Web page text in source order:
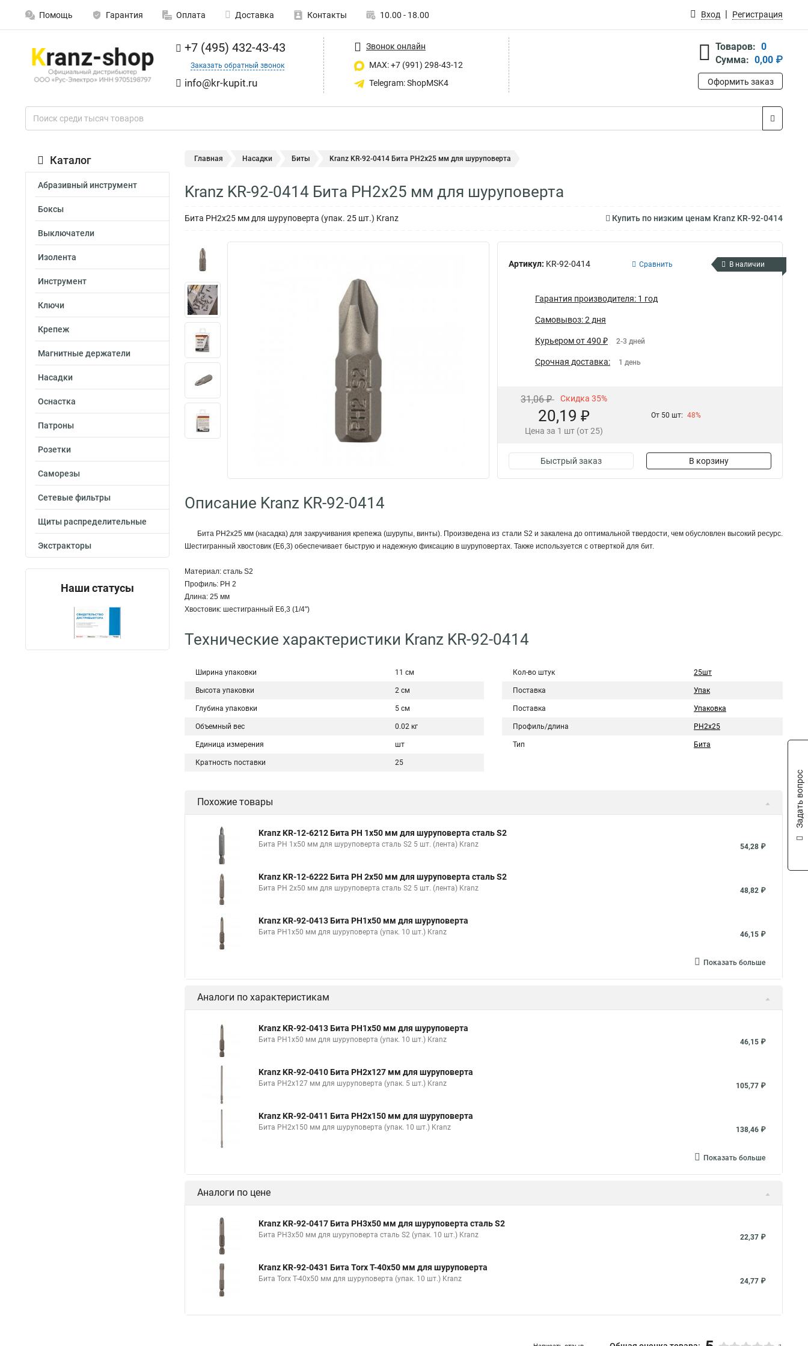
Помощь Гарантия Оплата Доставка Контакты 10.00 - 18.00 Вход Регистрация
+7 (495) 432-43-43
Заказать обратный звонок
info@kr-kupit.ru
Звонок онлайн
MAX: +7 (991) 298-43-12
Telegram: ShopMSK4
Товаров: 0
Сумма: 0,00 ₽
Оформить заказ
Каталог
Абразивный инструмент
Боксы
Выключатели
Изолента
Инструмент
Ключи
Крепеж
Магнитные держатели
Насадки
Оснастка
Патроны
Розетки
Саморезы
Сетевые фильтры
Щиты распределительные
Экстракторы
Наши статусы
Главная Насадки Биты Kranz KR-92-0414 Бита PH2х25 мм для шуруповерта
Kranz KR-92-0414 Бита PH2х25 мм для шуруповерта
Бита PH2х25 мм для шуруповерта (упак. 25 шт.) Kranz Купить по низким ценам Kranz KR-92-0414
Артикул: KR-92-0414 Сравнить В наличии
Гарантия производителя: 1 год
Самовывоз: 2 дня
Курьером от 490 ₽ 2-3 дней
Срочная доставка: 1 день
31,06 ₽ Скидка 35%
20,19 ₽
Цена за 1 шт (от 25)
От 50 шт: 48%
Быстрый заказ В корзину
Описание Kranz KR-92-0414
Бита PH2х25 мм (насадка) для закручивания крепежа (шурупы, винты). Произведена из стали S2 и закалена до оптимальной твердости, чем обусловлен высокий ресурс.
Шестигранный хвостовик (Е6,3) обеспечивает быструю и надежную фиксацию в шуруповертах. Также используется с отверткой для бит.
Материал: сталь S2
Профиль: PH 2
Длина: 25 мм
Хвостовик: шестигранный E6,3 (1/4")
Технические характеристики Kranz KR-92-0414
Ширина упаковки 11 см
Высота упаковки 2 см
Глубина упаковки 5 см
Объемный вес 0.02 кг
Единица измерения шт
Кратность поставки 25
Кол-во штук 25шт
Поставка Упак
Поставка Упаковка
Профиль/длина PH2х25
Тип Бита
Похожие товары
Kranz KR-12-6212 Бита PH 1x50 мм для шуруповерта сталь S2
Бита PH 1x50 мм для шуруповерта сталь S2 5 шт. (лента) Kranz 54,28 ₽
Kranz KR-12-6222 Бита PH 2x50 мм для шуруповерта сталь S2
Бита PH 2x50 мм для шуруповерта сталь S2 5 шт. (лента) Kranz 48,82 ₽
Kranz KR-92-0413 Бита PH1х50 мм для шуруповерта
Бита PH1х50 мм для шуруповерта (упак. 10 шт.) Kranz 46,15 ₽
Показать больше
Аналоги по характеристикам
Kranz KR-92-0413 Бита PH1х50 мм для шуруповерта
Бита PH1х50 мм для шуруповерта (упак. 10 шт.) Kranz 46,15 ₽
Kranz KR-92-0410 Бита PH2х127 мм для шуруповерта
Бита PH2х127 мм для шуруповерта (упак. 5 шт.) Kranz 105,77 ₽
Kranz KR-92-0411 Бита PH2х150 мм для шуруповерта
Бита PH2х150 мм для шуруповерта (упак. 10 шт.) Kranz 138,46 ₽
Показать больше
Аналоги по цене
Kranz KR-92-0417 Бита PH3х50 мм для шуруповерта сталь S2
Бита PH3х50 мм для шуруповерта сталь S2 (упак. 10 шт.) Kranz 22,37 ₽
Kranz KR-92-0431 Бита Torx T-40х50 мм для шуруповерта
Бита Torx T-40х50 мм для шуруповерта (упак. 10 шт.) Kranz 24,77 ₽
Задать вопрос